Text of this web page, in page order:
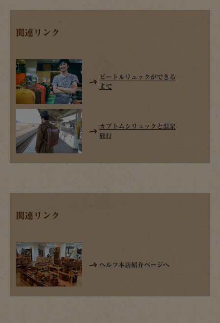
関連リンク
ビートルリュックができる
まで
カブトムシリュックと温泉
旅行
関連リンク
ヘルツ本店紹介ページへ